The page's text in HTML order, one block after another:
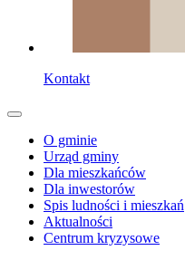
Kontakt
O gminie
Urząd gminy
Dla mieszkańców
Dla inwestorów
Spis ludności i mieszkań
Aktualności
Centrum kryzysowe